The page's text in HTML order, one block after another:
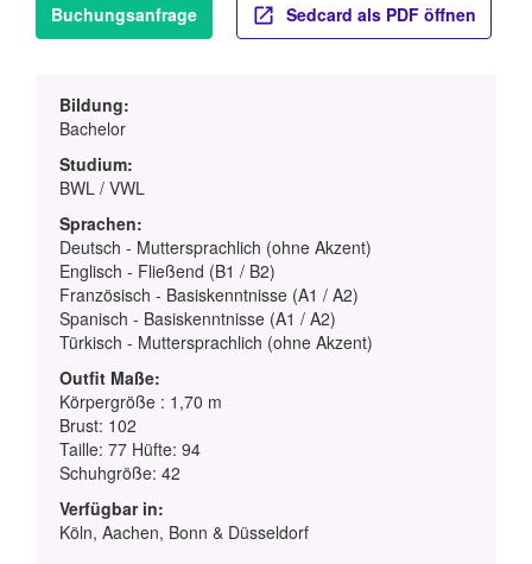
Buchungsanfrage Sedcard als PDF öffnen
Bildung:
Bachelor
Studium:
BWL / VWL
Sprachen:
Deutsch - Muttersprachlich (ohne Akzent)
Englisch - Fließend (B1 / B2)
Französisch - Basiskenntnisse (A1 / A2)
Spanisch - Basiskenntnisse (A1 / A2)
Türkisch - Muttersprachlich (ohne Akzent)
Outfit Maße:
Körpergröße : 1,70 m
Brust: 102
Taille: 77 Hüfte: 94
Schuhgröße: 42
Verfügbar in:
Köln, Aachen, Bonn & Düsseldorf